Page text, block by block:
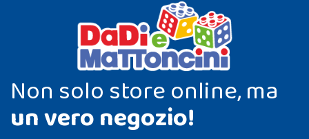
Non solo store online, ma
un vero negozio!